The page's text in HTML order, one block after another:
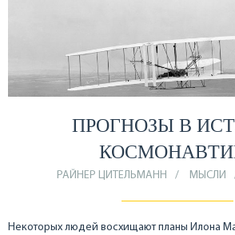
ПРОГНОЗЫ В
РАЙНЕР ЦИТЕЛЬМАНН МЫСЛИ
Некоторых людей восхищают планы Илона